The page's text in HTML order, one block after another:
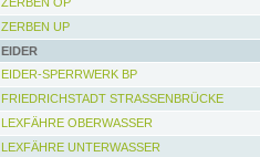
ZERBEN UP
EIDER
EIDER-SPERRWERK BP
FRIEDRICHSTADT STRASSENBRÜCKE
LEXFÄHRE OBERWASSER
LEXFÄHRE UNTERWASSER